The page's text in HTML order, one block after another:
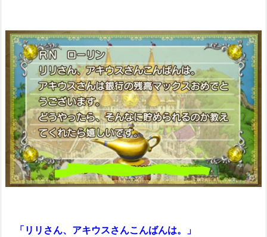
「リリさん、アキウスさんこんばんは。」